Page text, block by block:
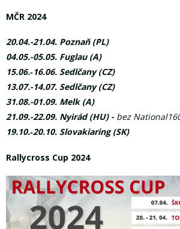
MČR 2024
20.04.-21.04. Poznaň (PL)
04.05.-05.05. Fuglau (A)
15.06.‐16.06. Sedlčany (CZ)
13.07.-14.07. Sedlčany (CZ)
31.08.-01.09. Melk (A)
21.09.-22.09. Nyirád (HU) - bez
19.10.‐20.10. Slovakiaring (SK)
Rallycross Cup 2024